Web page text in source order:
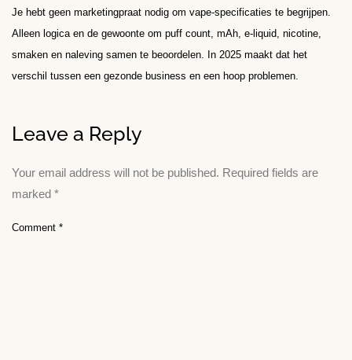
Je hebt geen marketingpraat nodig om vape-specificaties te begrijpen.
Alleen logica en de gewoonte om puff count, mAh, e-liquid, nicotine,
smaken en naleving samen te beoordelen. In 2025 maakt dat het
verschil tussen een gezonde business en een hoop problemen.
Leave a Reply
Your email address will not be published. Required fields are
marked *
Comment *